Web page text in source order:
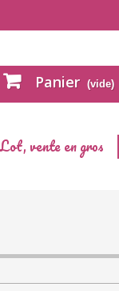
Panier (vide)
Lot, vente en gros